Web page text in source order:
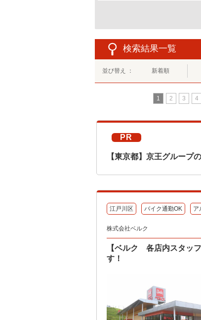
検索結果一覧
並び替え ： 新着順
1 2 3 4
PR
【東京都】京王グループ
江戸川区 バイク通勤OK ア
株式会社ベルク
【ベルク 各店内スタッ
す！